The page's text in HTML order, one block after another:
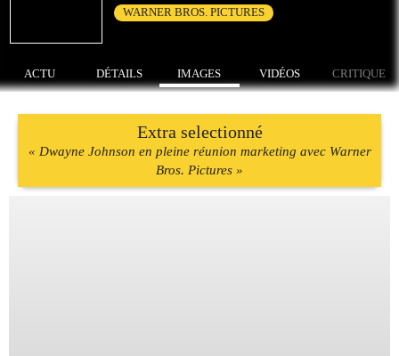
WARNER BROS. PICTURES
ACTU DÉTAILS IMAGES VIDÉOS CRITIQUE
Extra selectionné
« Dwayne Johnson en pleine réunion marketing avec Warner
Bros. Pictures »